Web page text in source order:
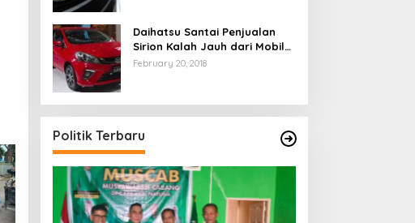
Daihatsu Santai Penjualan
Sirion Kalah Jauh dari Mobil
LCGC
February 20, 2018
Politik Terbaru